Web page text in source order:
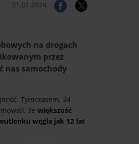
31.01.2024
na drogach
przez
nas samochody
Tymczasem, 24
żewiększość
węgla jak 12 lat